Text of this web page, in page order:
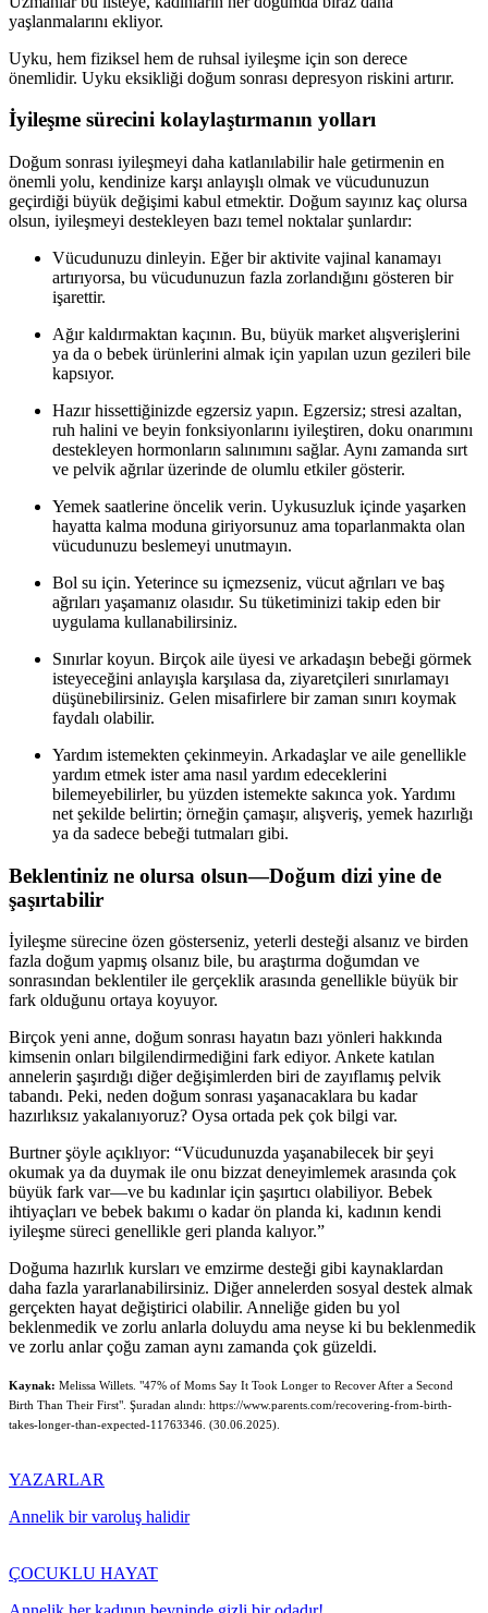
yaşlanmalarını ekliyor.
Uyku, hem fiziksel hem de ruhsal iyileşme için son derece
önemlidir. Uyku eksikliği doğum sonrası depresyon riskini artırır.
İyileşme sürecini kolaylaştırmanın yolları
Doğum sonrası iyileşmeyi daha katlanılabilir hale getirmenin en
önemli yolu, kendinize karşı anlayışlı olmak ve vücudunuzun
geçirdiği büyük değişimi kabul etmektir. Doğum sayınız kaç olursa
olsun, iyileşmeyi destekleyen bazı temel noktalar şunlardır:
Vücudunuzu dinleyin. Eğer bir aktivite vajinal kanamayı
artırıyorsa, bu vücudunuzun fazla zorlandığını gösteren bir
işarettir.
Ağır kaldırmaktan kaçının. Bu, büyük market alışverişlerini
ya da o bebek ürünlerini almak için yapılan uzun gezileri bile
kapsıyor.
Hazır hissettiğinizde egzersiz yapın. Egzersiz; stresi azaltan,
ruh halini ve beyin fonksiyonlarını iyileştiren, doku onarımını
destekleyen hormonların salınımını sağlar. Aynı zamanda sırt
ve pelvik ağrılar üzerinde de olumlu etkiler gösterir.
Yemek saatlerine öncelik verin. Uykusuzluk içinde yaşarken
hayatta kalma moduna giriyorsunuz ama toparlanmakta olan
vücudunuzu beslemeyi unutmayın.
Bol su için. Yeterince su içmezseniz, vücut ağrıları ve baş
ağrıları yaşamanız olasıdır. Su tüketiminizi takip eden bir
uygulama kullanabilirsiniz.
Sınırlar koyun. Birçok aile üyesi ve arkadaşın bebeği görmek
isteyeceğini anlayışla karşılasa da, ziyaretçileri sınırlamayı
düşünebilirsiniz. Gelen misafirlere bir zaman sınırı koymak
faydalı olabilir.
Yardım istemekten çekinmeyin. Arkadaşlar ve aile genellikle
yardım etmek ister ama nasıl yardım edeceklerini
bilemeyebilirler, bu yüzden istemekte sakınca yok. Yardımı
net şekilde belirtin; örneğin çamaşır, alışveriş, yemek hazırlığı
ya da sadece bebeği tutmaları gibi.
Beklentiniz ne olursa olsun—Doğum dizi yine de
şaşırtabilir
İyileşme sürecine özen gösterseniz, yeterli desteği alsanız ve birden
fazla doğum yapmış olsanız bile, bu araştırma doğumdan ve
sonrasından beklentiler ile gerçeklik arasında genellikle büyük bir
fark olduğunu ortaya koyuyor.
Birçok yeni anne, doğum sonrası hayatın bazı yönleri hakkında
kimsenin onları bilgilendirmediğini fark ediyor. Ankete katılan
annelerin şaşırdığı diğer değişimlerden biri de zayıflamış pelvik
tabandı. Peki, neden doğum sonrası yaşanacaklara bu kadar
hazırlıksız yakalanıyoruz? Oysa ortada pek çok bilgi var.
Burtner şöyle açıklıyor: “Vücudunuzda yaşanabilecek bir şeyi
okumak ya da duymak ile onu bizzat deneyimlemek arasında çok
büyük fark var—ve bu kadınlar için şaşırtıcı olabiliyor. Bebek
ihtiyaçları ve bebek bakımı o kadar ön planda ki, kadının kendi
iyileşme süreci genellikle geri planda kalıyor.”
Doğuma hazırlık kursları ve emzirme desteği gibi kaynaklardan
daha fazla yararlanabilirsiniz. Diğer annelerden sosyal destek almak
gerçekten hayat değiştirici olabilir. Anneliğe giden bu yol
beklenmedik ve zorlu anlarla doluydu ama neyse ki bu beklenmedik
ve zorlu anlar çoğu zaman aynı zamanda çok güzeldi.
Kaynak: Melissa Willets. "47% of Moms Say It Took Longer to Recover After a Second
Birth Than Their First". Şuradan alındı: https://www.parents.com/recovering-from-birth-
takes-longer-than-expected-11763346. (30.06.2025).
YAZARLAR
Annelik bir varoluş halidir
ÇOCUKLU HAYAT